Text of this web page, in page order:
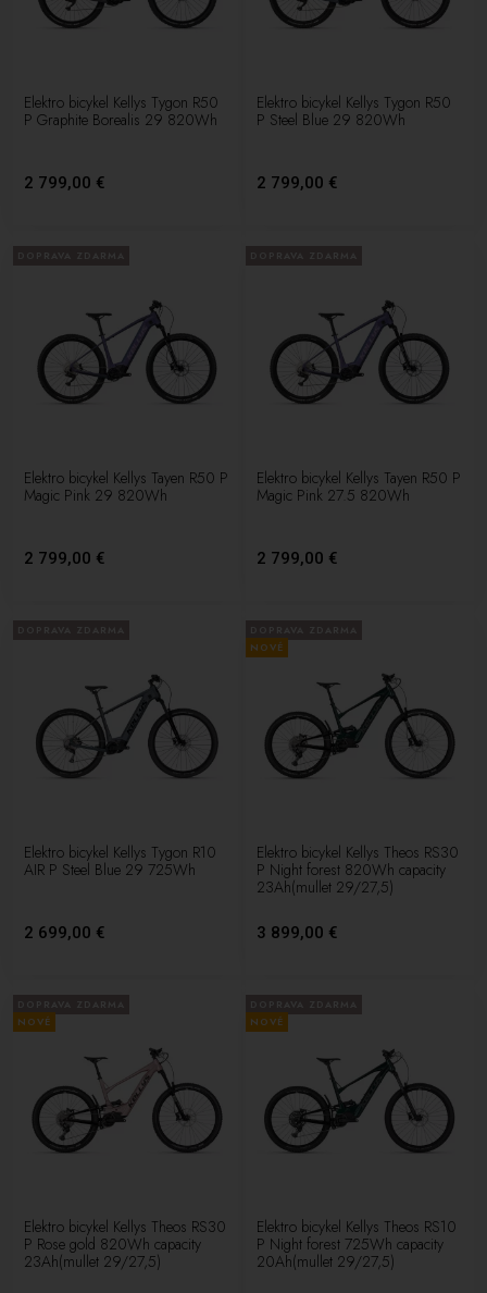
Elektro bicykel Kellys Tygon R50
P Graphite Borealis 29 820Wh
2 799,00 €
Elektro bicykel Kellys Tygon R50
P Steel Blue 29 820Wh
2 799,00 €
Elektro bicykel Kellys Tayen R50 P
Magic Pink 29 820Wh
2 799,00 €
Elektro bicykel Kellys Tayen R50 P
Magic Pink 27.5 820Wh
2 799,00 €
Elektro bicykel Kellys Tygon R10
AIR P Steel Blue 29 725Wh
2 699,00 €
NOVÉ
Elektro bicykel Kellys Theos RS30
P Night forest 820Wh capacity
23Ah(mullet 29/27,5)
3 899,00 €
NOVÉ
Elektro bicykel Kellys Theos RS30
P Rose gold 820Wh capacity
23Ah(mullet 29/27,5)
NOVÉ
Elektro bicykel Kellys Theos RS10
P Night forest 725Wh capacity
20Ah(mullet 29/27,5)